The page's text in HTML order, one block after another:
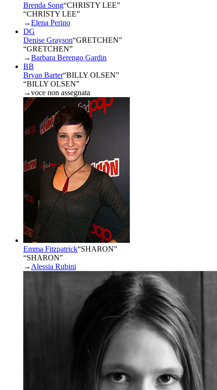
Brenda Song“CHRISTY LEE”
“CHRISTY LEE”
→Elena Perino
DG
Denise Grayson“GRETCHEN”
“GRETCHEN”
→Barbara Berengo Gardin
BB
Bryan Barter“BILLY OLSEN”
“BILLY OLSEN”
→voce non assegnata
Emma Fitzpatrick“SHARON”
“SHARON”
→ Alessia Rubini